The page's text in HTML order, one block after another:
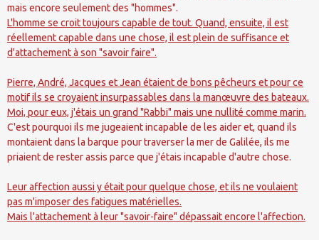
mais encore seulement des "hommes".
L'homme se croit toujours capable de tout. Quand, ensuite, il est
réellement capable dans une chose, il est plein de suffisance et
d'attachement à son "savoir faire".
Pierre, André, Jacques et Jean étaient de bons pêcheurs et pour ce
motif ils se croyaient insurpassables dans la manœuvre des bateaux.
Moi, pour eux, j'étais un grand "Rabbi" mais une nullité comme marin.
C'est pourquoi ils me jugeaient incapable de les aider et, quand ils
montaient dans la barque pour traverser la mer de Galilée, ils me
priaient de rester assis parce que j'étais incapable d'autre chose.
Leur affection aussi y était pour quelque chose, et ils ne voulaient
pas m'imposer des fatigues matérielles.
Mais l'attachement à leur "savoir-faire" dépassait encore l'affection.